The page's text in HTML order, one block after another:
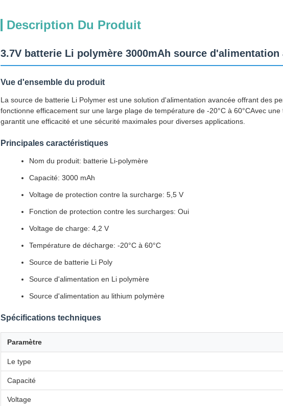
Description Du Produit
3.7V batterie Li polymère 3000mAh source
Vue d'ensemble du produit
La source de batterie Li Polymer est une solution d'alimentation avancée offrant des
fonctionne efficacement sur une large plage de température de -20°C à 60°CAvec
garantit une efficacité et une sécurité maximales pour diverses applications.
Principales caractéristiques
Nom du produit: batterie Li-polymère
Capacité: 3000 mAh
Voltage de protection contre la surcharge: 5,5 V
Fonction de protection contre les surcharges: Oui
Voltage de charge: 4,2 V
Température de décharge: -20°C à 60°C
Source de batterie Li Poly
Source d'alimentation en Li polymère
Source d'alimentation au lithium polymère
Spécifications techniques
Paramètre
Le type
Capacité
Voltage